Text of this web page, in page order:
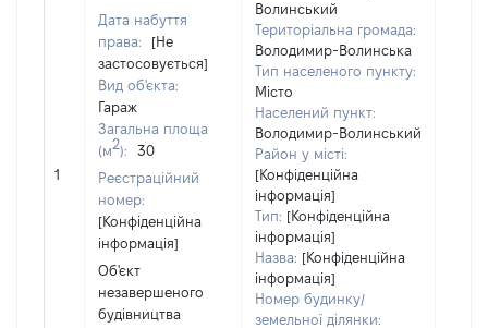
1
Дата набуття
права:
[Не
застосовується]
Вид об'єкта:
Гараж
Загальна площа
(м2):
30
Реєстраційний
номер:
[Конфіденційна
інформація]
Об'єкт
незавершеного
будівництва
Волинський
Територіальна громада:
Володимир-Волинська
Тип населеного пункту:
Місто
Населений пункт:
Володимир-Волинський
Район у місті:
[Конфіденційна
інформація]
Тип: [Конфіденційна
інформація]
Назва: [Конфіденційна
інформація]
Номер будинку/
земельної ділянки: